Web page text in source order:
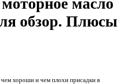
масло
обзор. Плюсы
хороши и чем плохи присадки в